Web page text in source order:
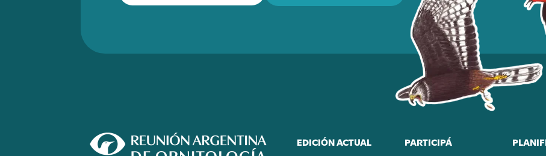
EDICIÓN ACTUAL
PARTICIPÁ